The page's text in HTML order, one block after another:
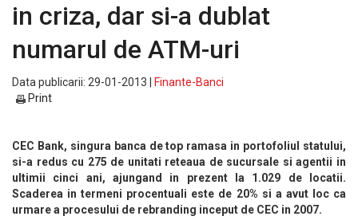
in criza, dar si-a dublat
numarul de ATM-uri
Data publicarii: 29-01-2013 |
Finante-Banci
Print
CEC Bank, singura banca de top ramasa in portofoliul statului,
si-a redus cu 275 de unitati reteaua de sucursale si agentii in
ultimii cinci ani, ajungand in prezent la 1.029 de locatii.
Scaderea in termeni procentuali este de 20% si a avut loc ca
urmare a procesului de rebranding inceput de CEC in 2007.